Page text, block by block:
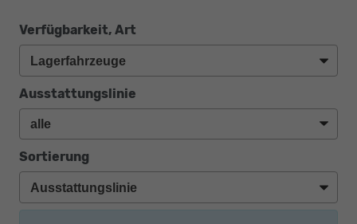
Verfügbarkeit, Art
Ausstattungslinie
Sortierung